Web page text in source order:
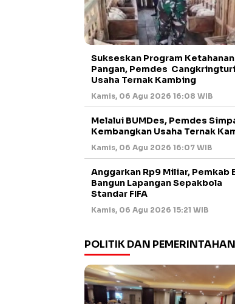
Sukseskan Program Ketahanan
Pangan, Pemdes Cangkringturi
Usaha Ternak Kambing
Kamis, 06 Agu 2026 16:08 WIB
Melalui BUMDes, Pemdes
Kembangkan Usaha Ternak
Kamis, 06 Agu 2026 16:07 WIB
Anggarkan Rp9 Miliar, Pemkab
Bangun Lapangan Sepakbola
Standar FIFA
Kamis, 06 Agu 2026 15:21 WIB
POLITIK DAN PEMERINTAHAN